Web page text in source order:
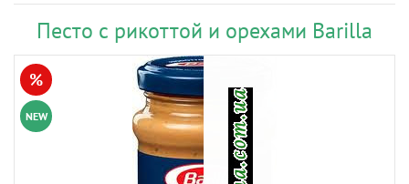
Песто с рикоттой и орехами Barilla
NEW
%